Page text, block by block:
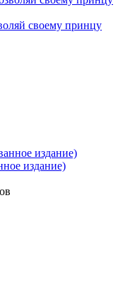
своему принцу
издание)